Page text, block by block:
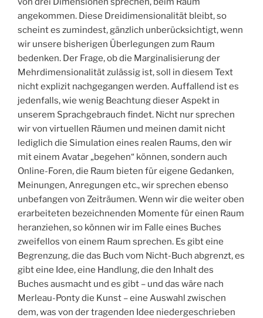
angekommen. Diese Dreidimensionalität bleibt, so
scheint es zumindest, gänzlich unberücksichtigt, wenn
wir unsere bisherigen Überlegungen zum Raum
bedenken. Der Frage, ob die Marginalisierung der
Mehrdimensionalität zulässig ist, soll in diesem Text
nicht explizit nachgegangen werden. Auffallend ist es
jedenfalls, wie wenig Beachtung dieser Aspekt in
unserem Sprachgebrauch findet. Nicht nur sprechen
wir von virtuellen Räumen und meinen damit nicht
lediglich die Simulation eines realen Raums, den wir
mit einem Avatar „begehen“ können, sondern auch
Online-Foren, die Raum bieten für eigene Gedanken,
Meinungen, Anregungen etc., wir sprechen ebenso
unbefangen von Zeiträumen. Wenn wir die weiter oben
erarbeiteten bezeichnenden Momente für einen Raum
heranziehen, so können wir im Falle eines Buches
zweifellos von einem Raum sprechen. Es gibt eine
Begrenzung, die das Buch vom Nicht-Buch abgrenzt, es
gibt eine Idee, eine Handlung, die den Inhalt des
Buches ausmacht und es gibt – und das wäre nach
Merleau-Ponty die Kunst – eine Auswahl zwischen
dem, was von der tragenden Idee niedergeschrieben